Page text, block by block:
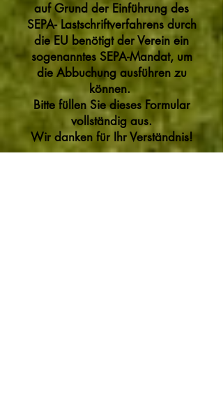
auf Grund der Einführung des
SEPA- Lastschriftverfahrens durch
die EU benötigt der Verein ein
sogenanntes SEPA-Mandat, um
die Abbuchung ausführen zu
können.
Bitte füllen Sie dieses Formular
vollständig aus.
Wir danken für Ihr Verständnis!